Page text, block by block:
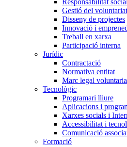
Responsabilitat social
Gestió del voluntariat
Disseny de projectes
Innovació i
Treball en xarxa
Participació interna
Jurídic
Contractació
Normativa entitat
Marc legal
Tecnològic
Programari lliure
Aplicacions i
Xarxes socials i
Accessibilitat i
Comunicació
Formació